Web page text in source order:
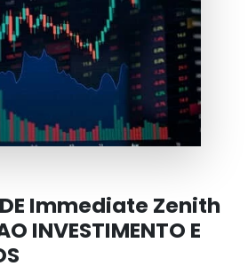
DE Immediate Zenith
INVESTIMENTO E